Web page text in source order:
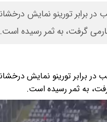
گرفت، به ثمر رسیده است.
به ثمر رسیده است.